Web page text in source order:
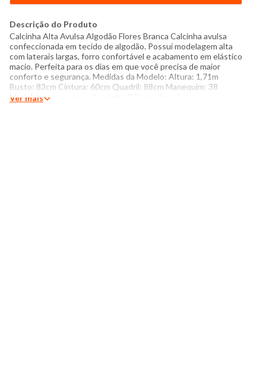
Descrição do Produto
Calcinha Alta Avulsa Algodão Flores Branca Calcinha avulsa
confeccionada em tecido de algodão. Possui modelagem alta
com laterais largas, forro confortável e acabamento em elástico
macio. Perfeita para os dias em que você precisa de maior
conforto e segurança. Medidas da Modelo: Altura: 1,71m
Busto: 83cm Cintura: 60cm Quadril: 88cm Manequim: 38
Modelo veste peça no tamanho P Especificações: -
Ver mais